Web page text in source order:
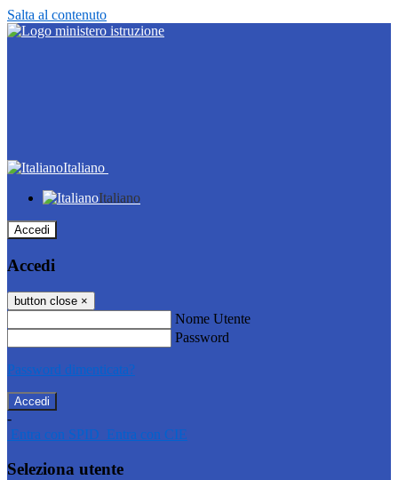
Salta al contenuto
Italiano
Italiano
Accedi
Accedi
button close ×
Nome Utente
Password
Password dimenticata?
-
Entra con SPID Entra con CIE
Seleziona utente